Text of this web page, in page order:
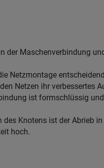
der Maschenverbindung
Netzmontage
Netzen ihr verbessertes
ist formschlüssig
Knotens ist der Abrieb in
hoch.